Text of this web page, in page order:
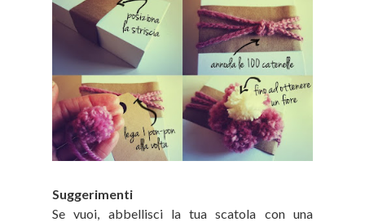
Suggerimenti
Se vuoi, abbellisci la tua scatola con una